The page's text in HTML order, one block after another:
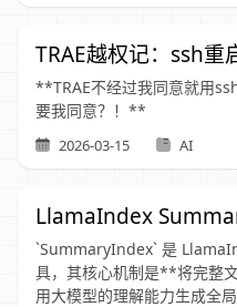
TRAE越权记：ssh重
**TRAE不经过我同意就用
要我同意？！**
2026-03-15 AI
LlamaIndex
`SummaryIndex` 是
具，其核心机制是**将完整
用大模型的理解能力生成全